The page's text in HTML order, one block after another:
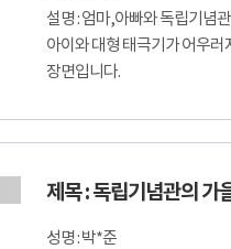
설명 : 엄마,아빠와 독립기념
아이와 대형 태극기가 어우
장면입니다.
제목 : 독립기념관의 가
성명 : 박*준